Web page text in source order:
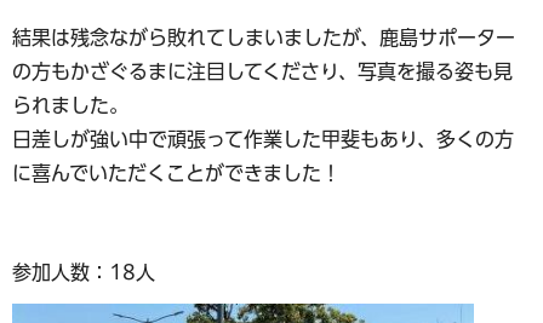
結果は残念ながら敗れてしまいましたが、鹿島サポーター
の方もかざぐるまに注目してくださり、写真を撮る姿も見
られました。
日差しが強い中で頑張って作業した甲斐もあり、多くの方
に喜んでいただくことができました！
参加人数：18人